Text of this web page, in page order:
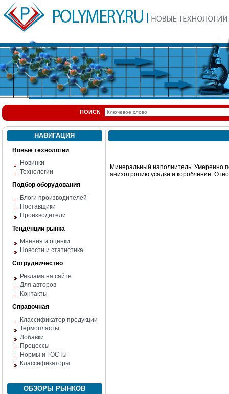
ПОИСК
НАВИГАЦИЯ
Новые технологии
Новинки
Технологии
Подбор оборудования
Блоги производителей
Поставщики
Производители
Тенденции рынка
Мнения и оценки
Новости и статистика
Сотрудничество
Реклама на сайте
Для авторов
Контакты
Справочная
Классификатор продукции
Термопласты
Добавки
Процессы
Нормы и ГОСТы
Классификаторы
ОБЗОРЫ РЫНКОВ
Минеральный наполнитель. Умеренно
анизотропию усадки и коробление.